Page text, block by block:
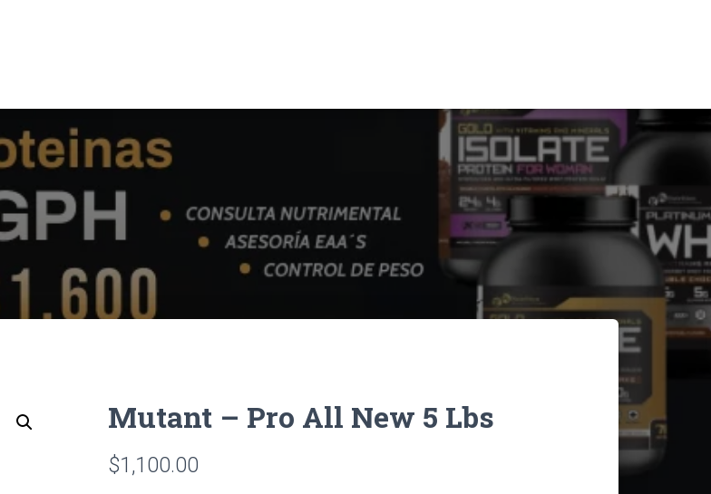
Mutant – Pro All New 5 Lbs
$1,100.00